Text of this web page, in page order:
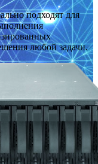
подходят для
любой задачи.